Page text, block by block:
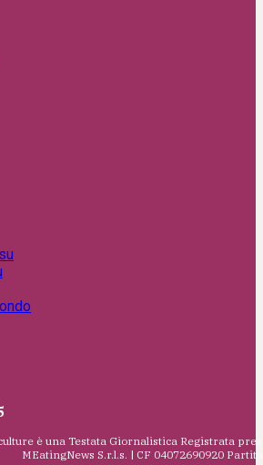
è una Testata Giornalistica Registrata
MEatingNews S.r.l.s. | CF 04072690920